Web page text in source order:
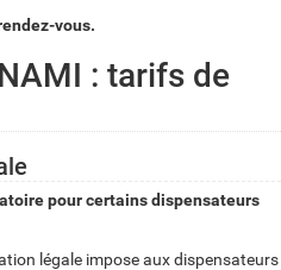
vous.
: tarifs de
pour certains dispensateurs
légale impose aux dispensateurs